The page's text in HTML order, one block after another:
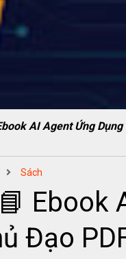
AI Agent Ứng
Sách
Ebook
Đạo